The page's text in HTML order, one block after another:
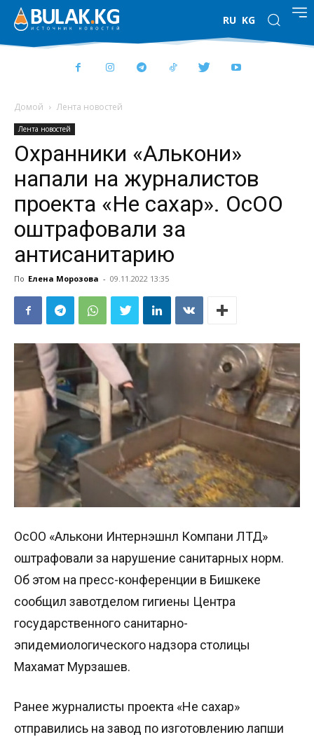
RU KG
Домой Лента новостей
Лента новостей
Охранники «Алькони»
напали на журналистов
проекта «Не сахар». ОсОО
оштрафовали за
антисанитарию
По Елена Морозова - 09.11.2022 13:35
ОсОО «Алькони Интернэшнл Компани ЛТД»
оштрафовали за нарушение санитарных норм.
Об этом на пресс-конференции в Бишкеке
сообщил завотделом гигиены Центра
государственного санитарно-
эпидемиологического надзора столицы
Махамат Мурзашев.
Ранее журналисты проекта «Не сахар»
отправились на завод по изготовлению лапши